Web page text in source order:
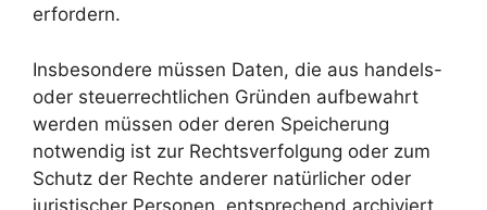
erfordern.
Insbesondere müssen Daten, die aus handels-
oder steuerrechtlichen Gründen aufbewahrt
werden müssen oder deren Speicherung
notwendig ist zur Rechtsverfolgung oder zum
Schutz der Rechte anderer natürlicher oder
juristischer Personen, entsprechend archiviert